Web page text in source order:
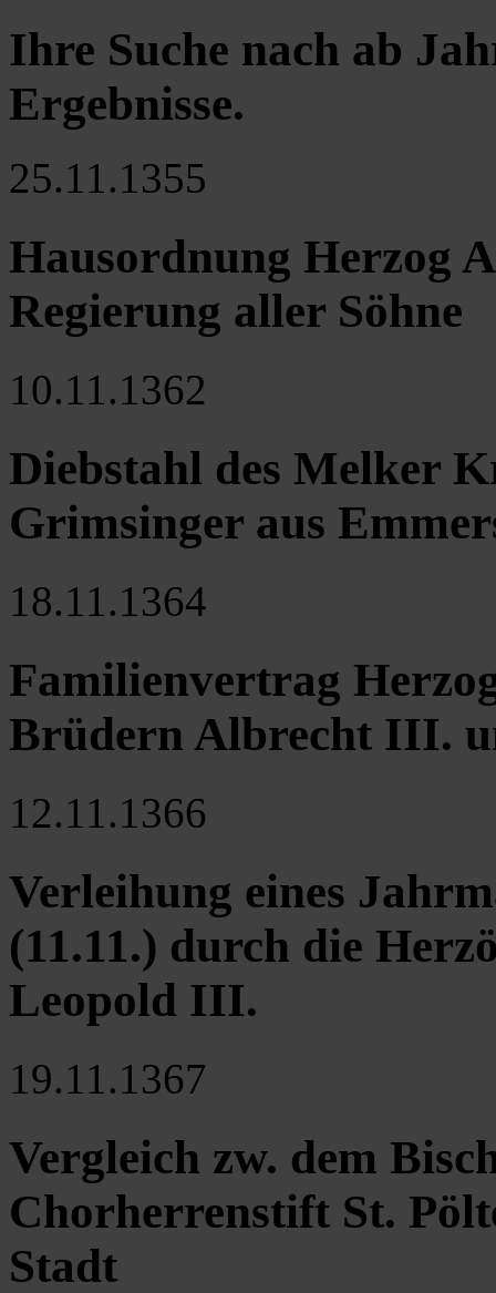
Ihre Suche nach ab
Ergebnisse.
25.11.1355
Hausordnung Herzog
Regierung aller Söhne
10.11.1362
Diebstahl des Melker
Grimsinger aus
18.11.1364
Familienvertrag
Brüdern Albrecht III.
12.11.1366
Verleihung eines
(11.11.) durch die
Leopold III.
19.11.1367
Vergleich zw. dem
Chorherrenstift St.
Stadt